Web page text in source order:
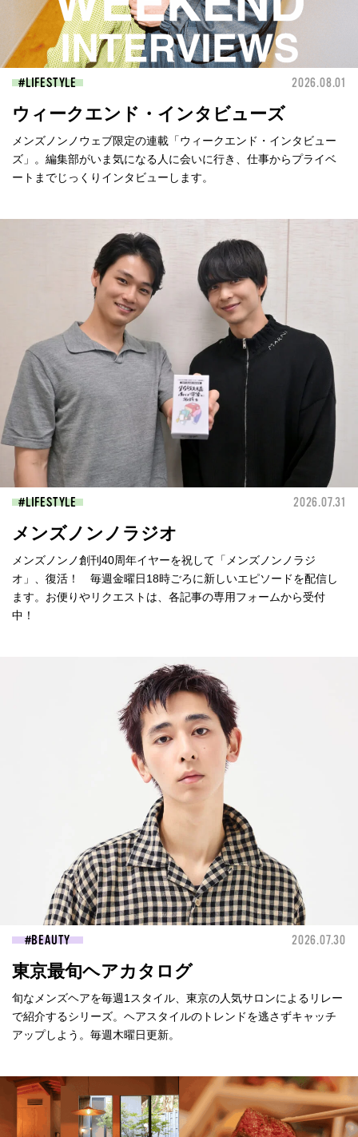
LIFESTYLE 2026.08.01
ウィークエンド・インタビューズ
メンズノンノウェブ限定の連載「ウィークエンド・インタビュー
ズ」。編集部がいま気になる人に会いに行き、仕事からプライベ
ートまでじっくりインタビューします。
LIFESTYLE 2026.07.31
メンズノンノラジオ
メンズノンノ創刊40周年イヤーを祝して「メンズノンノラジ
オ」、復活！ 毎週金曜日18時ごろに新しいエピソードを配信し
ます。お便りやリクエストは、各記事の専用フォームから受付
中！
BEAUTY 2026.07.30
東京最旬ヘアカタログ
旬なメンズヘアを毎週1スタイル、東京の人気サロンによるリレー
で紹介するシリーズ。ヘアスタイルのトレンドを逃さずキャッチ
アップしよう。毎週木曜日更新。